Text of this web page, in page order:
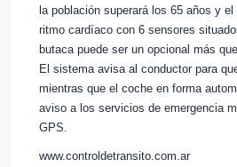
la poblaciónsuperará los 65 años y el
ritmo cardíacocon 6 sensores
butaca puede ser un opcional más
El sistema avisa al conductor para
mientras que el coche en forma
aviso a los servicios de emergencia
GPS.
www.controldetransito.com.ar